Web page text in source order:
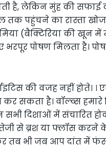
है, लेकिन मुंह की
तक पहुंचने का रास्ता
(बैक्टिरिया की खून में
पोषण मिलता है।
की वजह नहीं होते। ।
सकता है। वॉल्व्स हमारे
सभी दिशाओं में संचारित
से ब्रश या फ्लॉस करने
तब भी जब आप दांत में